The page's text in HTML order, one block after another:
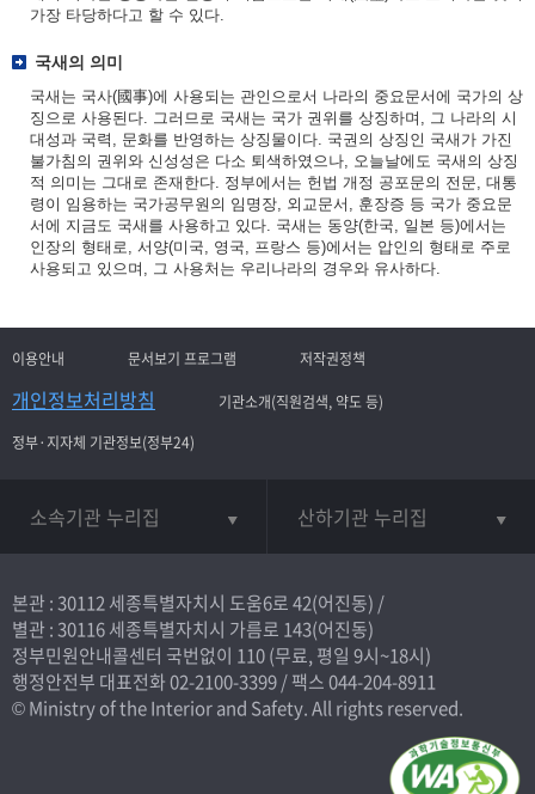
가장 타당하다고 할 수 있다.
국새의 의미
국새는 국사(國事)에 사용되는 관인으로서 나라의 중요문서에 국가의 상
징으로 사용된다. 그러므로 국새는 국가 권위를 상징하며, 그 나라의 시
대성과 국력, 문화를 반영하는 상징물이다. 국권의 상징인 국새가 가진
불가침의 권위와 신성성은 다소 퇴색하였으나, 오늘날에도 국새의 상징
적 의미는 그대로 존재한다. 정부에서는 헌법 개정 공포문의 전문, 대통
령이 임용하는 국가공무원의 임명장, 외교문서, 훈장증 등 국가 중요문
서에 지금도 국새를 사용하고 있다. 국새는 동양(한국, 일본 등)에서는
인장의 형태로, 서양(미국, 영국, 프랑스 등)에서는 압인의 형태로 주로
사용되고 있으며, 그 사용처는 우리나라의 경우와 유사하다.
이용안내 문서보기 프로그램 저작권정책
개인정보처리방침
기관소개(직원검색, 약도 등)
정부·지자체 기관정보(정부24)
소속기관 누리집 산하기관 누리집
본관 : 30112 세종특별자치시 도움6로 42(어진동) /
별관 : 30116 세종특별자치시 가름로 143(어진동)
정부민원안내콜센터 국번없이 110(무료, 평일 9시~18시)
행정안전부 대표전화02-2100-3399/ 팩스 044-204-8911
© Ministry of the Interior and Safety. All rights reserved.